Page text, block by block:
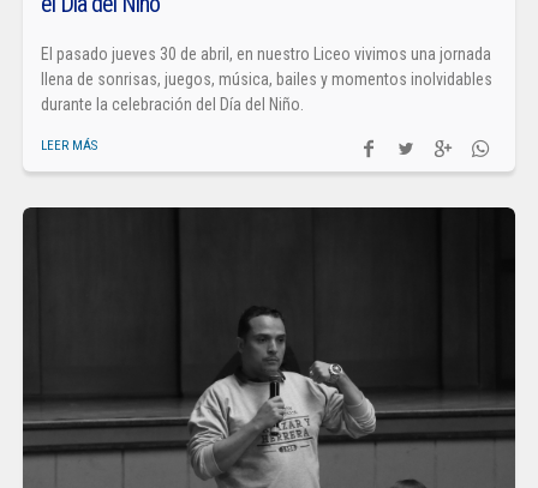
El pasado jueves 30 de abril, en nuestro Liceo vivimos una jornada
llena de sonrisas, juegos, música, bailes y momentos inolvidables
durante la celebración del Día del Niño.
LEER MÁS